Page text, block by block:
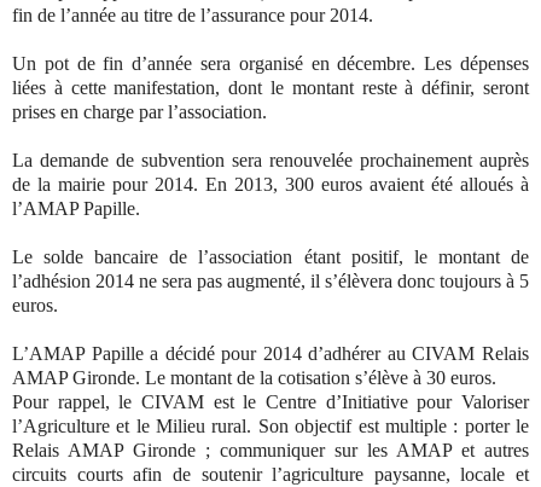
fin de l’année au titre de l’assurance pour 2014.
Un pot de fin d’année sera organisé en décembre. Les dépenses
liées à cette manifestation, dont le montant reste à définir, seront
prises en charge par l’association.
La demande de subvention sera renouvelée prochainement auprès
de la mairie pour 2014. En 2013, 300 euros avaient été alloués à
l’AMAP Papille.
Le solde bancaire de l’association étant positif, le montant de
l’adhésion 2014 ne sera pas augmenté, il s’élèvera donc toujours à 5
euros.
L’AMAP Papille a décidé pour 2014 d’adhérer au CIVAM Relais
AMAP Gironde. Le montant de la cotisation s’élève à 30 euros.
Pour rappel, le CIVAM est le Centre d’Initiative pour Valoriser
l’Agriculture et le Milieu rural. Son objectif est multiple : porter le
Relais AMAP Gironde ; communiquer sur les AMAP et autres
circuits courts afin de soutenir l’agriculture paysanne, locale et